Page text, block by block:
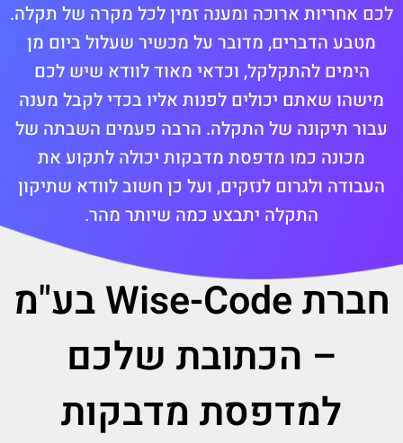
לכם אחריות ארוכה ומענה זמין לכל מקרה של תקלה.
מטבע הדברים, מדובר על מכשיר שעלול ביום מן
הימים להתקלקל, וכדאי מאוד לוודא שיש לכם
מישהו שאתם יכולים לפנות אליו בכדי לקבל מענה
עבור תיקונה של התקלה. הרבה פעמים השבתה של
מכונה כמו מדפסת מדבקות יכולה לתקוע את
העבודה ולגרום לנזקים, ועל כן חשוב לוודא שתיקון
התקלה יתבצע כמה שיותר מהר.
חברת Wise-Code בע"מ
– הכתובת שלכם
למדפסת מדבקות